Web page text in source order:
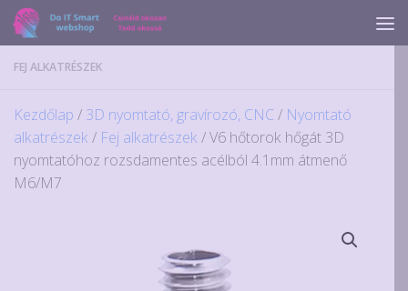
Skip to content
FEJ ALKATRÉSZEK
Kezdőlap / 3D nyomtató, gravírozó, CNC / Nyomtató
alkatrészek / Fej alkatrészek / V6 hőtorok hőgát 3D
nyomtatóhoz rozsdamentes acélból 4.1mm átmenő
M6/M7